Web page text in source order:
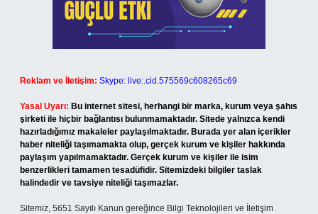
Reklam ve İletişim: Skype: live:.cid.575569c608265c69
Yasal Uyarı: Bu internet sitesi, herhangi bir marka, kurum veya şahıs
şirketi ile hiçbir bağlantısı bulunmamaktadır. Sitede yalnızca kendi
hazırladığımız makaleler paylaşılmaktadır. Burada yer alan içerikler
haber niteliği taşımamakta olup, gerçek kurum ve kişiler hakkında
paylaşım yapılmamaktadır. Gerçek kurum ve kişiler ile isim
benzerlikleri tamamen tesadüfidir. Sitemizdeki bilgiler taslak
halindedir ve tavsiye niteliği taşımazlar.
Sitemiz, 5651 Sayılı Kanun gereğince Bilgi Teknolojileri ve İletişim